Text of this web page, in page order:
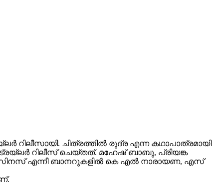
ചിത്രത്തിൽ രുദ്ര എന്ന കഥാപാത്രമായി
ട്രയ്ലർ റിലീസ് ചെയ്തത്. മഹേഷ് ബാബു, പ്രിയങ്ക
എന്നീ ബാനറുകളിൽ കെ എൽ നാരായണ, എസ്